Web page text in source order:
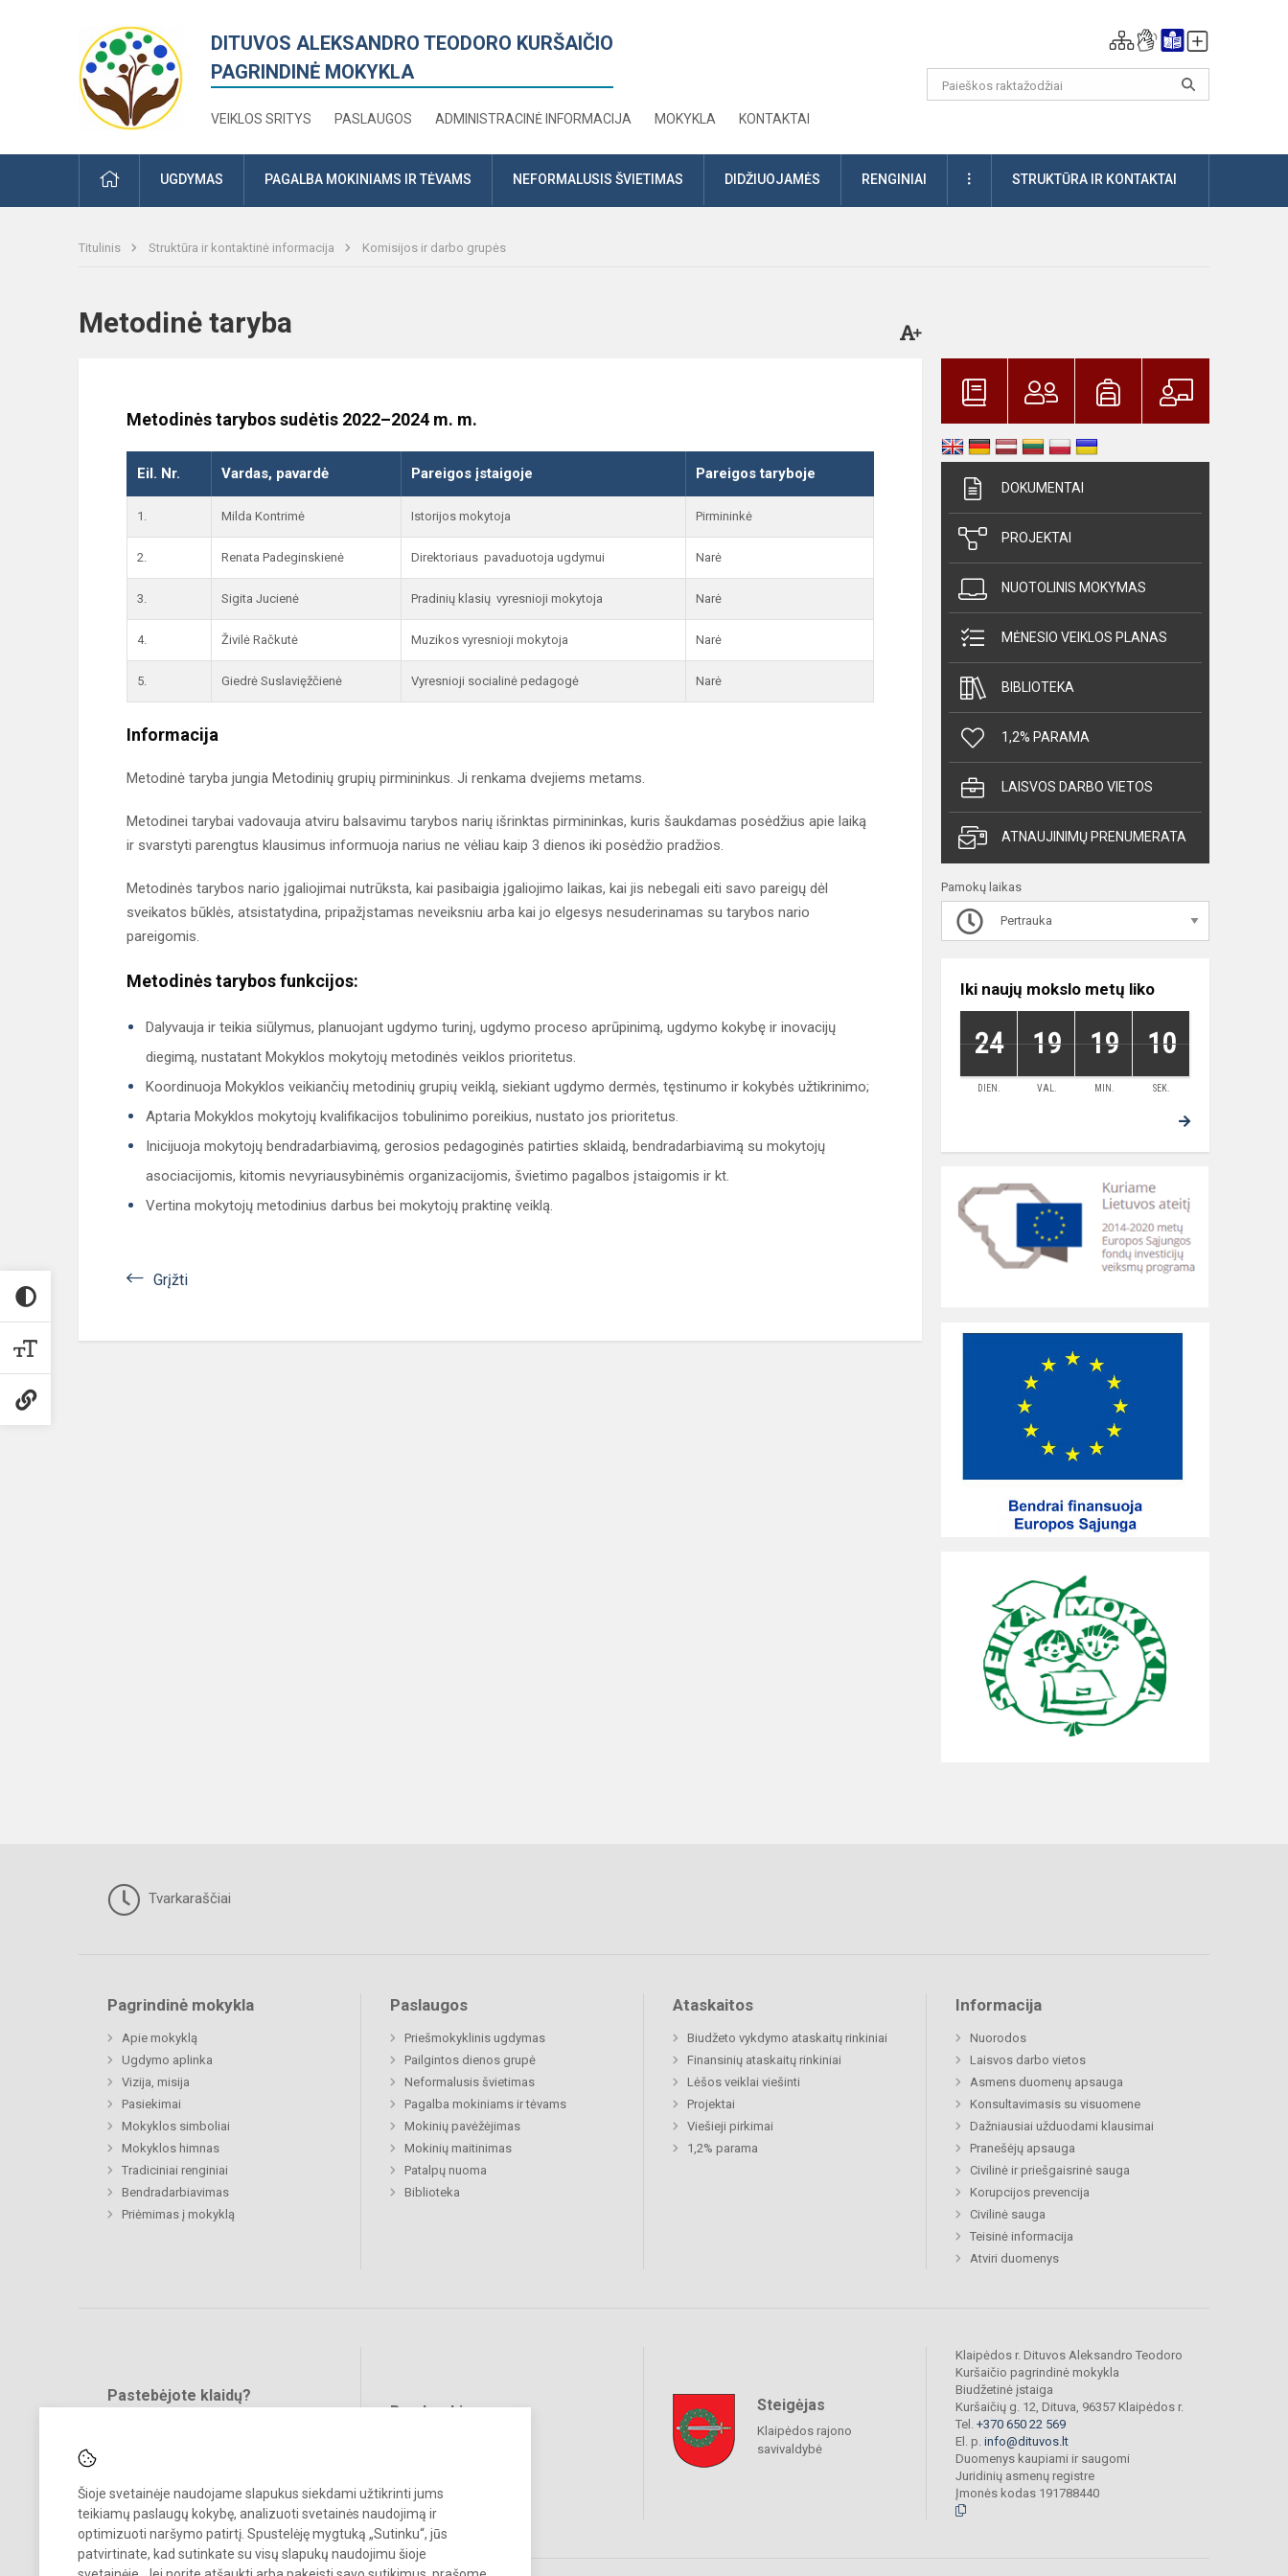
Šioje svetainėje naudojame slapukus siekdami užtikrinti jums
teikiamų paslaugų kokybę, analizuoti svetainės naudojimą ir
optimizuoti naršymo patirtį. Spustelėję mygtuką „Sutinku“, jūs
patvirtinate, kad sutinkate su visų slapukų naudojimu šioje
DITUVOS ALEKSANDRO TEODORO KURŠAIČIO
PAGRINDINĖ MOKYKLA
VEIKLOS SRITYS PASLAUGOS ADMINISTRACINĖ INFORMACIJA MOKYKLA KONTAKTAI
PRADŽIAUGDYMAS PAGALBA MOKINIAMS IR TĖVAMS NEFORMALUSIS ŠVIETIMAS DIDŽIUOJAMĖS RENGINIAI DAUGIAUSTRUKTŪRA IR KONTAKTAI
Titulinis Struktūra ir kontaktinė informacija Komisijos ir darbo grupės
Metodinė taryba
Metodinės tarybos sudėtis 2022–2024 m. m.
Eil. Nr. Vardas, pavardė Pareigos įstaigoje Pareigos taryboje
1. Milda Kontrimė Istorijos mokytoja Pirmininkė
2. Renata Padeginskienė Direktoriaus pavaduotoja ugdymui Narė
3. Sigita Jucienė Pradinių klasių vyresnioji mokytoja Narė
4. Živilė Račkutė Muzikos vyresnioji mokytoja Narė
5. Giedrė Suslavięžčienė Vyresnioji socialinė pedagogė Narė
Informacija
Metodinė taryba jungia Metodinių grupių pirmininkus. Ji renkama dvejiems metams.
Metodinei tarybai vadovauja atviru balsavimu tarybos narių išrinktas pirmininkas, kuris šaukdamas posėdžius apie laiką
ir svarstyti parengtus klausimus informuoja narius ne vėliau kaip 3 dienos iki posėdžio pradžios.
Metodinės tarybos nario įgaliojimai nutrūksta, kai pasibaigia įgaliojimo laikas, kai jis nebegali eiti savo pareigų dėl
sveikatos būklės, atsistatydina, pripažįstamas neveiksniu arba kai jo elgesys nesuderinamas su tarybos nario
pareigomis.
Metodinės tarybos funkcijos:
Dalyvauja ir teikia siūlymus, planuojant ugdymo turinį, ugdymo proceso aprūpinimą, ugdymo kokybę ir inovacijų
diegimą, nustatant Mokyklos mokytojų metodinės veiklos prioritetus.
Koordinuoja Mokyklos veikiančių metodinių grupių veiklą, siekiant ugdymo dermės, tęstinumo ir kokybės užtikrinimo;
Aptaria Mokyklos mokytojų kvalifikacijos tobulinimo poreikius, nustato jos prioritetus.
Inicijuoja mokytojų bendradarbiavimą, gerosios pedagoginės patirties sklaidą, bendradarbiavimą su mokytojų
asociacijomis, kitomis nevyriausybinėmis organizacijomis, švietimo pagalbos įstaigomis ir kt.
Vertina mokytojų metodinius darbus bei mokytojų praktinę veiklą.
Grįžti
DOKUMENTAI
PROJEKTAI
NUOTOLINIS MOKYMAS
MĖNESIO VEIKLOS PLANAS
BIBLIOTEKA
1,2% PARAMA
LAISVOS DARBO VIETOS
ATNAUJINIMŲ PRENUMERATA
Pamokų laikas
Pertrauka
Iki naujų mokslo metų liko
24 19 19 10
DIEN. VAL. MIN. SEK.
Tvarkaraščiai
Pagrindinė mokykla
Apie mokyklą
Ugdymo aplinka
Vizija, misija
Pasiekimai
Mokyklos simboliai
Mokyklos himnas
Tradiciniai renginiai
Bendradarbiavimas
Priėmimas į mokyklą
Paslaugos
Priešmokyklinis ugdymas
Pailgintos dienos grupė
Neformalusis švietimas
Pagalba mokiniams ir tėvams
Mokinių pavėžėjimas
Mokinių maitinimas
Patalpų nuoma
Biblioteka
Ataskaitos
Biudžeto vykdymo ataskaitų rinkiniai
Finansinių ataskaitų rinkiniai
Lėšos veiklai viešinti
Projektai
Viešieji pirkimai
1,2% parama
Informacija
Nuorodos
Laisvos darbo vietos
Asmens duomenų apsauga
Konsultavimasis su visuomene
Dažniausiai užduodami klausimai
Pranešėjų apsauga
Civilinė ir priešgaisrinė sauga
Korupcijos prevencija
Civilinė sauga
Teisinė informacija
Atviri duomenys
Pastebėjote klaidų?
Bendraukime Steigėjas
Klaipėdos rajono
savivaldybė
Klaipėdos r. Dituvos Aleksandro Teodoro
Kuršaičio pagrindinė mokykla
Biudžetinė įstaiga
Kuršaičių g. 12, Dituva, 96357 Klaipėdos r.
Tel. +370 650 22 569
El. p. info@dituvos.lt
Duomenys kaupiami ir saugomi
Juridinių asmenų registre
Įmonės kodas 191788440